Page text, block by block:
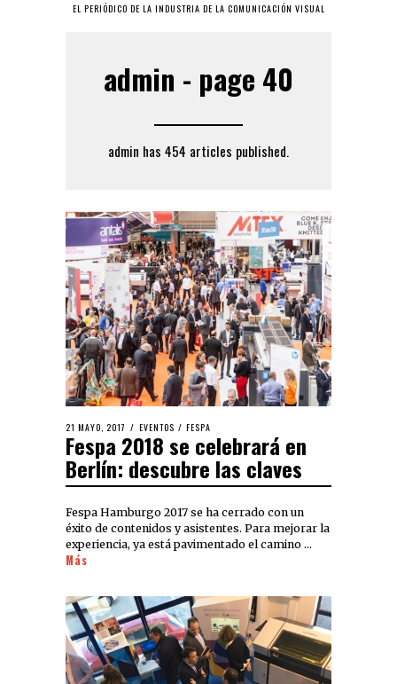
EL PERIÓDICO DE LA INDUSTRIA DE LA COMUNICACIÓN VISUAL
admin - page 40
admin has 454 articles published.
21 MAYO, 2017 EVENTOS / FESPA
Fespa 2018 se celebrará en
Berlín: descubre las claves
Fespa Hamburgo 2017 se ha cerrado con un
éxito de contenidos y asistentes. Para mejorar la
experiencia, ya está pavimentado el camino …
Más